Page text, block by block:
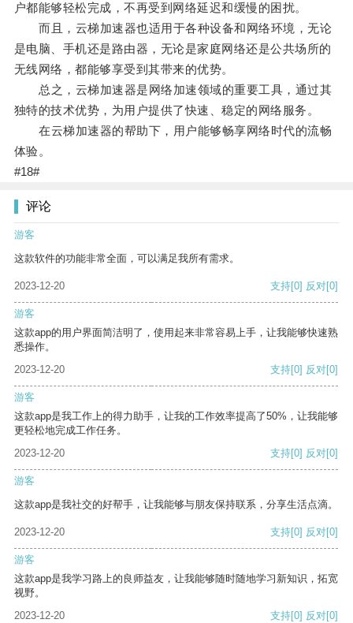
户都能够轻松完成，不再受到网络延迟和缓慢的困扰。
而且，云梯加速器也适用于各种设备和网络环境，无论
是电脑、手机还是路由器，无论是家庭网络还是公共场所的
无线网络，都能够享受到其带来的优势。
总之，云梯加速器是网络加速领域的重要工具，通过其
独特的技术优势，为用户提供了快速、稳定的网络服务。
在云梯加速器的帮助下，用户能够畅享网络时代的流畅
体验。
#18#
评论
游客
这款软件的功能非常全面，可以满足我所有需求。
2023-12-20 支持[0] 反对[0]
游客
这款app的用户界面简洁明了，使用起来非常容易上手，让我能够快速熟
悉操作。
2023-12-20
支持[0] 反对[0]
游客
这款app是我工作上的得力助手，让我的工作效率提高了50%，让我能够
更轻松地完成工作任务。
2023-12-20
支持[0] 反对[0]
游客
这款app是我社交的好帮手，让我能够与朋友保持联系，分享生活点滴。
2023-12-20 支持[0] 反对[0]
游客
这款app是我学习路上的良师益友，让我能够随时随地学习新知识，拓宽
视野。
2023-12-20
支持[0] 反对[0]